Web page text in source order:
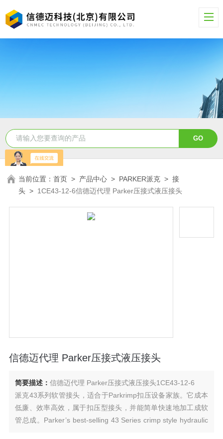
当前位置：首页 > 产品中心 > PARKER派克 >接
头 > 1CE43-12-6信德迈代理 Parker压接式液压接头
信德迈代理 Parker压接式液压接头
简要描述： 信德迈代理 Parker压接式液压接头1CE43-12-6
派克43系列软管接头，适合于Parkrimp扣压设备家族。它成本
低廉、效率高效，属于扣压型接头，并能简单快速地加工成软
管总成。Parker’s best-selling 43 Series crimp style hydraulic